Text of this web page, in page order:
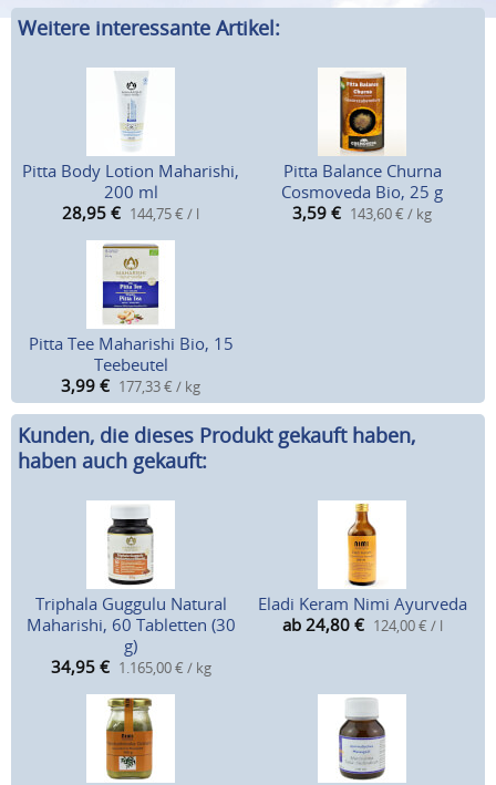
Weitere interessante Artikel:
Pitta Body Lotion Maharishi,
200 ml
28,95 € 144,75 € / l
Pitta Balance Churna
Cosmoveda Bio, 25 g
3,59 € 143,60 € / kg
Pitta Tee Maharishi Bio, 15
Teebeutel
3,99 € 177,33 € / kg
Kunden, die dieses Produkt gekauft haben,
haben auch gekauft:
Triphala Guggulu Natural
Maharishi, 60 Tabletten (30
g)
34,95 € 1.165,00 € / kg
Eladi Keram Nimi Ayurveda
ab 24,80 € 124,00 € / l